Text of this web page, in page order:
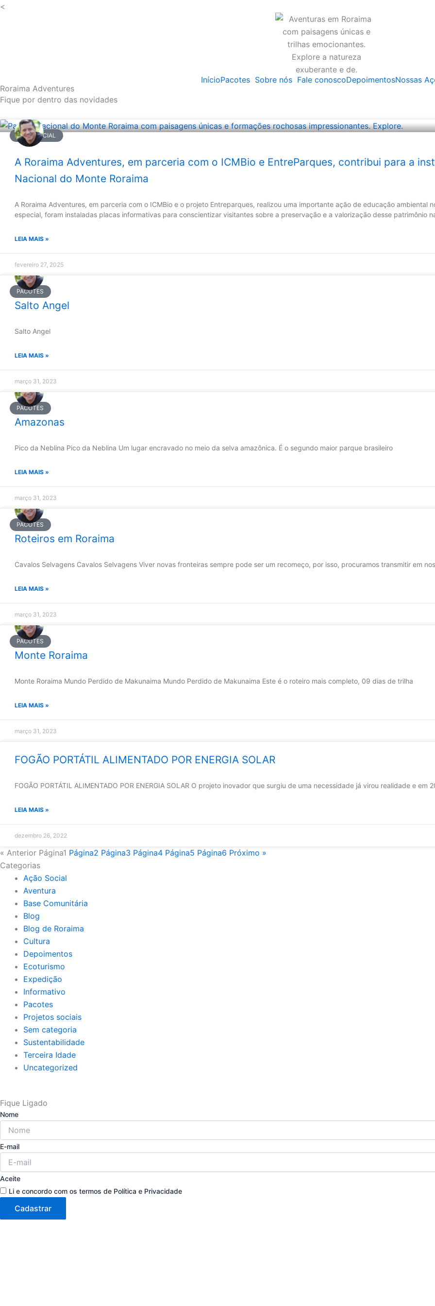
<
InícioPacotes Sobre nós Fale conoscoDepoimentosNossas
Roraima Adventures
Fique por dentro das novidades
AÇÃO SOCIAL
A Roraima Adventures, em parceria com o ICMBio e EntreParques, contribui para a
Nacional do Monte Roraima
A Roraima Adventures, em parceria com o ICMBio e o projeto Entreparques, realizou uma importante ação de educação ambiental
especial, foram instaladas placas informativas para conscientizar visitantes sobre a preservação e a valorização desse patrimônio
LEIA MAIS »
fevereiro 27, 2025
PACOTES
Salto Angel
Salto Angel
LEIA MAIS »
março 31, 2023
PACOTES
Amazonas
Pico da Neblina Pico da Neblina Um lugar encravado no meio da selva amazônica. É o segundo maior parque brasileiro
LEIA MAIS »
março 31, 2023
PACOTES
Roteiros em Roraima
Cavalos Selvagens Cavalos Selvagens Viver novas fronteiras sempre pode ser um recomeço, por isso, procuramos transmitir em
LEIA MAIS »
março 31, 2023
PACOTES
Monte Roraima
Monte Roraima Mundo Perdido de Makunaima Mundo Perdido de Makunaima Este é o roteiro mais completo, 09 dias de trilha
LEIA MAIS »
março 31, 2023
FOGÃO PORTÁTIL ALIMENTADO POR ENERGIA SOLAR
FOGÃO PORTÁTIL ALIMENTADO POR ENERGIA SOLAR O projeto inovador que surgiu de uma necessidade já virou realidade e em
LEIA MAIS »
dezembro 26, 2022
« Anterior Página1 Página2 Página3 Página4 Página5 Página6 Próximo »
Categorias
Ação Social
Aventura
Base Comunitária
Blog
Blog de Roraima
Cultura
Depoimentos
Ecoturismo
Expedição
Informativo
Pacotes
Projetos sociais
Sem categoria
Sustentabilidade
Terceira Idade
Uncategorized
Fique Ligado
Nome
E-mail
Aceite
Li e concordo com os termos de Política e Privacidade
Cadastrar